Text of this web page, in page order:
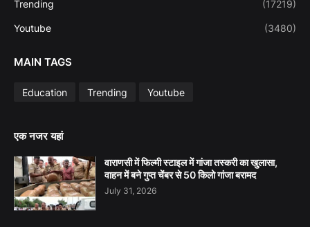
Trending (17219)
Youtube (3480)
MAIN TAGS
Education Trending Youtube
एक नजर यहां
वाराणसी में फिल्मी स्टाइल में गांजा तस्करी का खुलासा,
वाहन में बने गुप्त चेंबर से 50 किलो गांजा बरामद
July 31, 2026